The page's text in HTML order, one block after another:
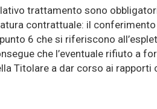
trattamento sono
contrattuale: il
6 che si riferiscono
che l’eventuale rifiuto a
Titolare a dar corso ai